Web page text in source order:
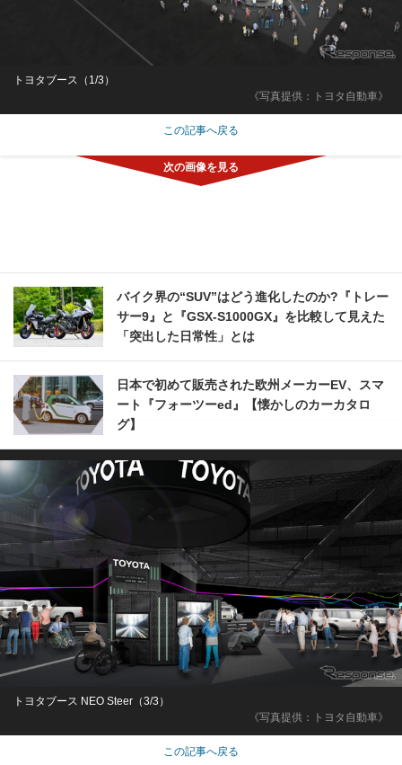
《写真提供：トヨタ自動車》
トヨタブース（1/3）
この記事へ戻る
バイク界の“SUV”はどう進化したのか?『トレー
サー9』と『GSX-S1000GX』を比較して見えた
「突出した日常性」とは
日本で初めて販売された欧州メーカーEV、スマ
ート『フォーツーed』【懐かしのカーカタロ
グ】
《写真提供：トヨタ自動車》
トヨタブース NEO Steer（3/3）
この記事へ戻る